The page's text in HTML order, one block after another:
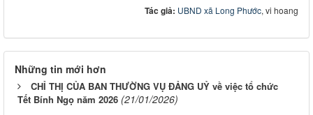
Tác giả: UBND xã Long Phước, vi hoang
Những tin mới hơn
CHỈ THỊ CỦA BAN THƯỜNG VỤ ĐẢNG UỶ về việc tổ chức
Tết Bính Ngọ năm 2026 (21/01/2026)